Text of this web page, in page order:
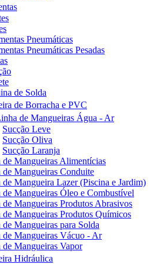
Pneumáticas
Pneumáticas Pesadas
de Solda
de Borracha e PVC
de Mangueiras Água - Ar
Sucção Leve
Sucção Oliva
Sucção Laranja
Mangueiras Alimentícias
Mangueiras Conduite
Mangueira Lazer (Piscina e Jardim)
Mangueiras Óleo e Combustível
Mangueiras Produtos Abrasivos
Mangueiras Produtos Químicos
Mangueiras para Solda
de Mangueiras Vácuo - Ar
Mangueiras Vapor
Hidráulica